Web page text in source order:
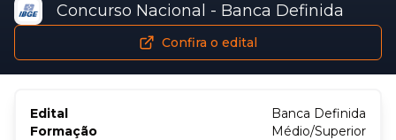
Concurso Nacional - Banca Definida
Confira o edital
Edital
Banca Definida
Formação
Médio/Superior